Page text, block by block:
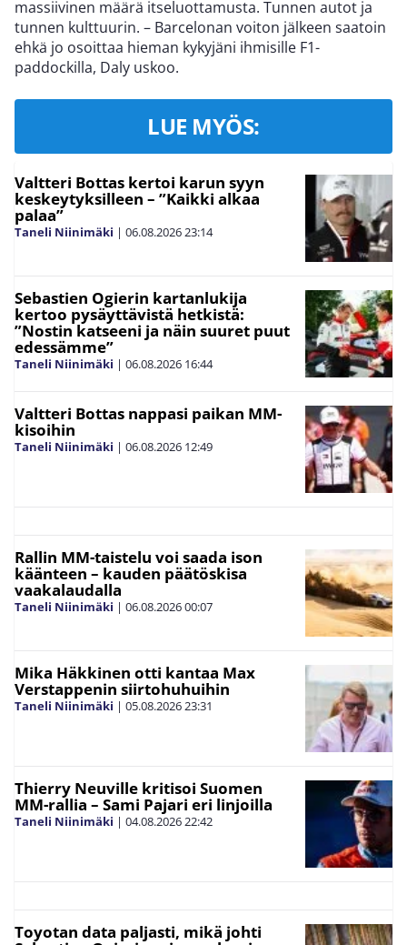
massiivinen määrä itseluottamusta. Tunnen autot ja
tunnen kulttuurin. – Barcelonan voiton jälkeen saatoin
ehkä jo osoittaa hieman kykyjäni ihmisille F1-
paddockilla, Daly uskoo.
LUE MYÖS:
Valtteri Bottas kertoi karun syyn
keskeytyksilleen – ”Kaikki alkaa
palaa”
Taneli Niinimäki | 06.08.202623:14
Sebastien Ogierin kartanlukija
kertoo pysäyttävistä hetkistä:
”Nostin katseeni ja näin suuret puut
edessämme”
Taneli Niinimäki | 06.08.2026 16:44
Valtteri Bottas nappasi paikan MM-
kisoihin
Taneli Niinimäki | 06.08.2026 12:49
Rallin MM-taistelu voi saada ison
käänteen – kauden päätöskisa
vaakalaudalla
Taneli Niinimäki | 06.08.202600:07
Mika Häkkinen otti kantaa Max
Verstappenin siirtohuhuihin
Taneli Niinimäki | 05.08.202623:31
Thierry Neuville kritisoi Suomen
MM-rallia – Sami Pajari eri linjoilla
Taneli Niinimäki | 04.08.202622:42
Toyotan data paljasti, mikä johti